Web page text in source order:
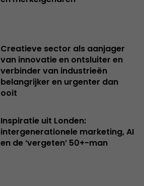
Creatieve sector als aanjager
van innovatie en ontsluiter en
verbinder van industrieën
belangrijker en urgenter dan
ooit
Inspiratie uit Londen:
intergenerationele marketing, AI
en de ‘vergeten’ 50+-man